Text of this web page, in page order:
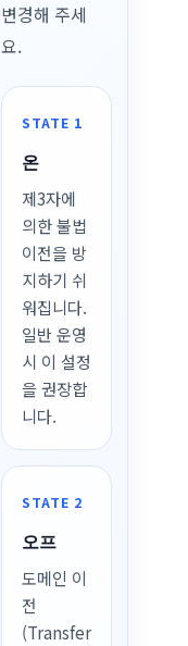
변경해 주세
요.
STATE 1
온
제3자에
의한 불법
이전을 방
지하기 쉬
워집니다.
일반 운영
시 이 설정
을 권장합
니다.
STATE 2
오프
도메인 이
전
(Transfer